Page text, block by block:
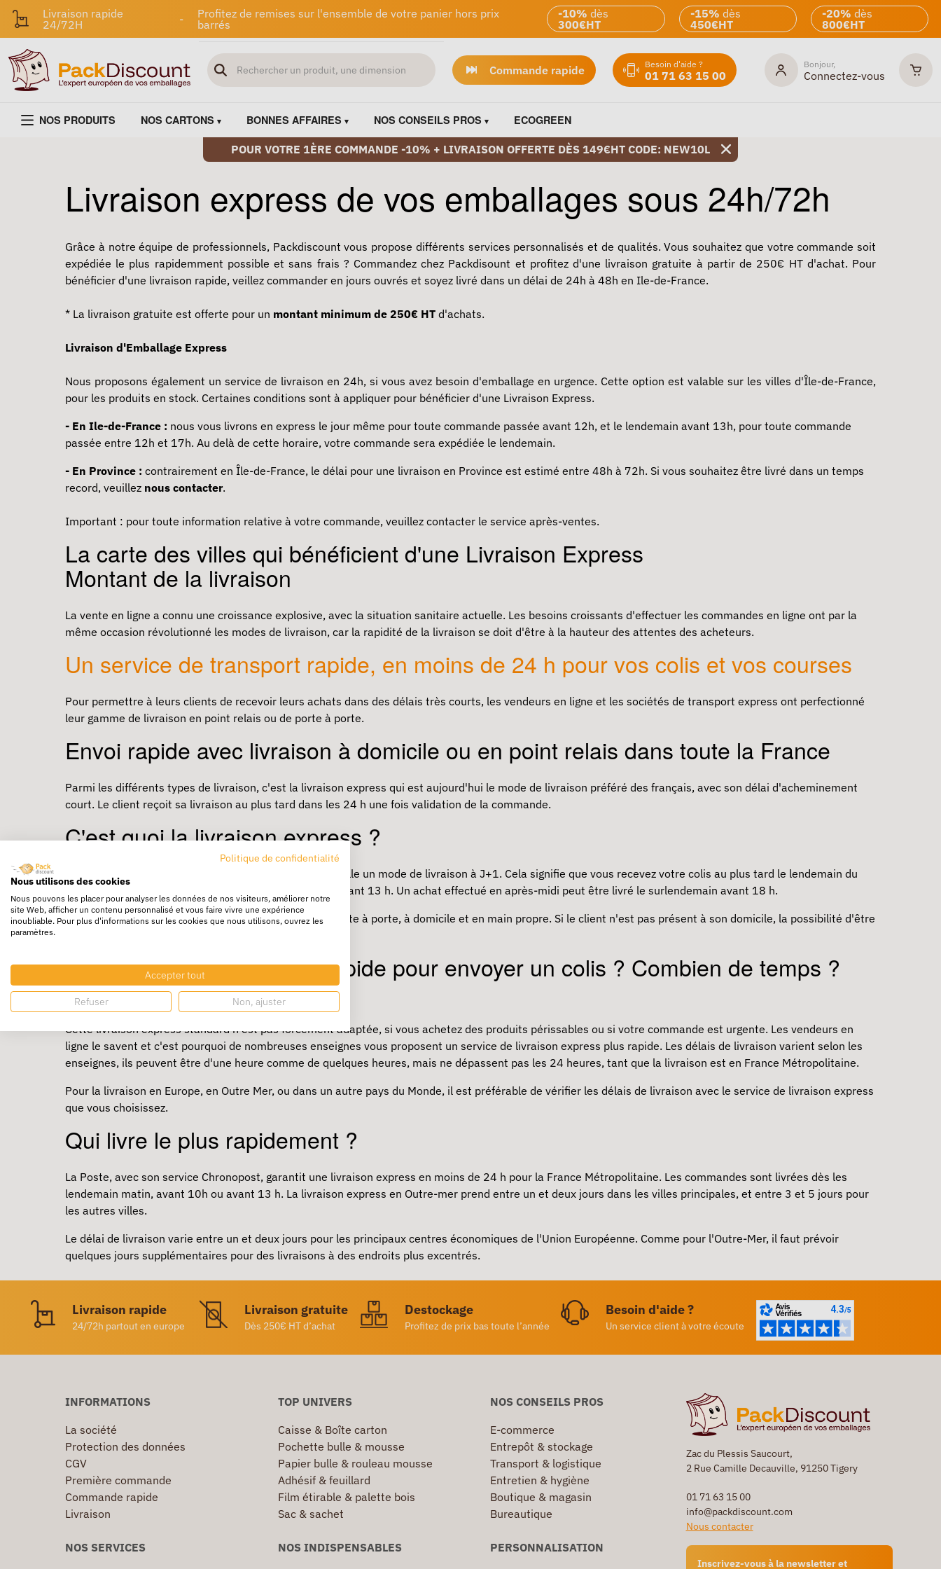
Livraison rapide
24/72H
-
Profitez de remises sur l'ensemble de votre panier hors prix
barrés
-10% dès
300€HT
-15% dès
450€HT
-20% dès
800€HT
Commande rapide Besoin d'aide ?
01 71 63 15 00
Bonjour,
Connectez-vous
NOS PRODUITS NOS CARTONS BONNES AFFAIRES NOS CONSEILS PROS ECOGREEN
POUR VOTRE 1ÈRE COMMANDE -10% + LIVRAISON OFFERTE DÈS 149€HT CODE: NEW10L
Livraison express de vos emballages sous 24h/72h
Grâce à notre équipe de professionnels, Packdiscount vous propose différents services personnalisés et de qualités. Vous souhaitez que votre commande soit
expédiée le plus rapidemment possible et sans frais ? Commandez chez Packdisount et profitez d'une livraison gratuite à partir de 250€ HT d'achat. Pour
bénéficier d'une livraison rapide, veillez commander en jours ouvrés et soyez livré dans un délai de 24h à 48h en Ile-de-France.
* La livraison gratuite est offerte pour un montant minimum de 250€ HT d'achats.
Livraison d'Emballage Express
Nous proposons également un service de livraison en 24h, si vous avez besoin d'emballage en urgence. Cette option est valable sur les villes d'Île-de-France,
pour les produits en stock. Certaines conditions sont à appliquer pour bénéficier d'une Livraison Express.
- En Ile-de-France : nous vous livrons en express le jour même pour toute commande passée avant 12h, et le lendemain avant 13h, pour toute commande
passée entre 12h et 17h. Au delà de cette horaire, votre commande sera expédiée le lendemain.
- En Province : contrairement en Île-de-France, le délai pour une livraison en Province est estimé entre 48h à 72h. Si vous souhaitez être livré dans un temps
record, veuillez nous contacter.
Important : pour toute information relative à votre commande, veuillez contacter le service après-ventes.
La carte des villes qui bénéficient d'une Livraison Express
Montant de la livraison
La vente en ligne a connu une croissance explosive, avec la situation sanitaire actuelle. Les besoins croissants d'effectuer les commandes en ligne ont par la
même occasion révolutionné les modes de livraison, car la rapidité de la livraison se doit d'être à la hauteur des attentes des acheteurs.
Un service de transport rapide, en moins de 24 h pour vos colis et vos courses
Pour permettre à leurs clients de recevoir leurs achats dans des délais très courts, les vendeurs en ligne et les sociétés de transport express ont perfectionné
leur gamme de livraison en point relais ou de porte à porte.
Envoi rapide avec livraison à domicile ou en point relais dans toute la France
Parmi les différents types de livraison, c'est la livraison express qui est aujourd'hui le mode de livraison préféré des français, avec son délai d'acheminement
court. Le client reçoit sa livraison au plus tard dans les 24 h une fois validation de la commande.
C'est quoi la livraison express ?
En règle générale, livraison express est ce que l'on appelle un mode de livraison à J+1. Cela signifie que vous recevez votre colis au plus tard le lendemain du
jour de votre achat, si vous avez effectué votre achat avant 13 h. Un achat effectué en après-midi peut être livré le surlendemain avant 18 h.
La livraison express est le plus souvent proposée en porte à porte, à domicile et en main propre. Si le client n'est pas présent à son domicile, la possibilité d'être
Quel est le moyen le plus rapide pour envoyer un colis ? Combien de temps ?
Combien de jours ?
Cette livraison express standard n'est pas forcément adaptée, si vous achetez des produits périssables ou si votre commande est urgente. Les vendeurs en
ligne le savent et c'est pourquoi de nombreuses enseignes vous proposent un service de livraison express plus rapide. Les délais de livraison varient selon les
enseignes, ils peuvent être d'une heure comme de quelques heures, mais ne dépassent pas les 24 heures, tant que la livraison est en France Métropolitaine.
Pour la livraison en Europe, en Outre Mer, ou dans un autre pays du Monde, il est préférable de vérifier les délais de livraison avec le service de livraison express
que vous choisissez.
Qui livre le plus rapidement ?
La Poste, avec son service Chronopost, garantit une livraison express en moins de 24 h pour la France Métropolitaine. Les commandes sont livrées dès les
lendemain matin, avant 10h ou avant 13 h. La livraison express en Outre-mer prend entre un et deux jours dans les villes principales, et entre 3 et 5 jours pour
les autres villes.
Le délai de livraison varie entre un et deux jours pour les principaux centres économiques de l'Union Européenne. Comme pour l'Outre-Mer, il faut prévoir
quelques jours supplémentaires pour des livraisons à des endroits plus excentrés.
Livraison rapide
24/72h partout en europe
Livraison gratuite
Dès 250€ HT d’achat
Destockage
Profitez de prix bas toute l’année
Besoin d'aide ?
Un service client à votre écoute
Zac du Plessis Saucourt,
2 Rue Camille Decauville, 91250 Tigery
01 71 63 15 00
info@packdiscount.com
Nous contacter
Inscrivez-vous à la newsletter et
INFORMATIONS
La société
Protection des données
CGV
Première commande
Commande rapide
Livraison
TOP UNIVERS
Caisse & Boîte carton
Pochette bulle & mousse
Papier bulle & rouleau mousse
Adhésif & feuillard
Film étirable & palette bois
Sac & sachet
NOS CONSEILS PROS
E-commerce
Entrepôt & stockage
Transport & logistique
Entretien & hygiène
Boutique & magasin
Bureautique
NOS SERVICES
NOS INDISPENSABLES
PERSONNALISATION
Politique de confidentialité
Nous utilisons des cookies
Nous pouvons les placer pour analyser les données de nos visiteurs, améliorer notre
site Web, afficher un contenu personnalisé et vous faire vivre une expérience
inoubliable. Pour plus d'informations sur les cookies que nous utilisons, ouvrez les
paramètres.
Accepter tout
Refuser Non, ajuster